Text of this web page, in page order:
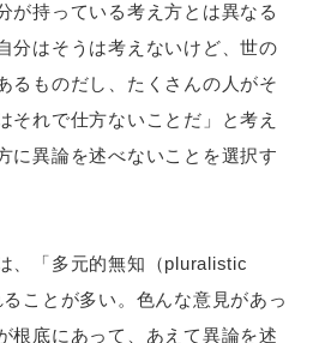
が持っている考え方とは異なる
分はそうは考えないけど、世の
るものだし、たくさんの人がそ
それで仕方ないことだ」と考え
に異論を述べないことを選択す
、「多元的無知（pluralistic
ことが多い。色んな意見があっ
根底にあって、あえて異論を述